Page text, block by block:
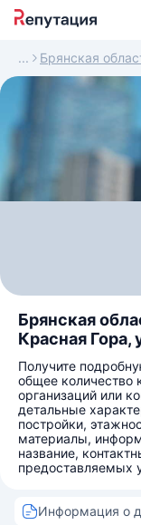
Брянская
Брянская
Красная Гора,
Получите
общее количество
организаций или
детальные
постройки,
материалы,
название,
предоставляемых
Информация о